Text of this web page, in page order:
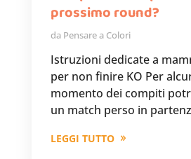
prossimo round?
da Pensare a Colori
Istruzioni dedicate a
per non finire KO Per
momento dei compiti
un match perso in
LEGGI TUTTO